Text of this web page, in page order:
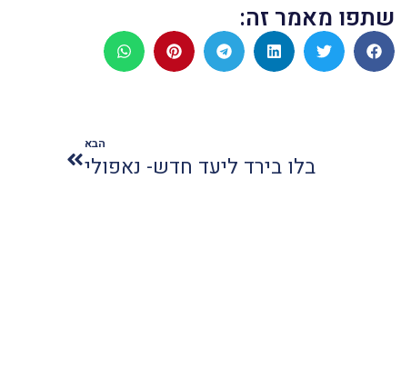
שתפו מאמר זה:
הבא
בלו בירד ליעד חדש- נאפולי